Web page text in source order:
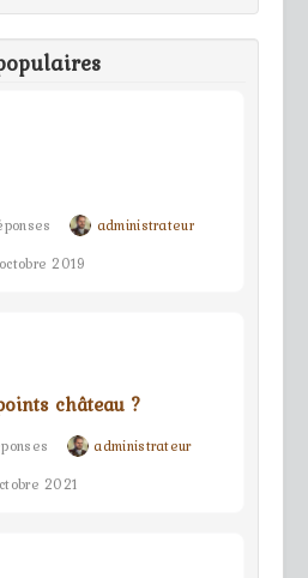
administrateur
2019
château ?
administrateur
2021